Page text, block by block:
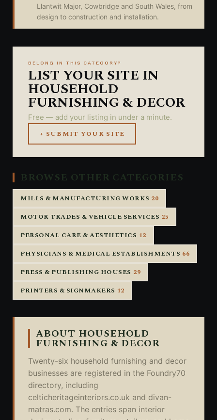
Llantwit Major, Cowbridge and South Wales, from
design to construction and installation.
BELONG IN THIS CATEGORY?
LIST YOUR SITE IN
HOUSEHOLD
FURNISHING & DECOR
Free — add your listing in under a minute.
+ SUBMIT YOUR SITE
BROWSE OTHER CATEGORIES
MILLS & MANUFACTURING WORKS 20
MOTOR TRADES & VEHICLE SERVICES 25
PERSONAL CARE & AESTHETICS 12
PHYSICIANS & MEDICAL ESTABLISHMENTS 66
PRESS & PUBLISHING HOUSES 29
PRINTERS & SIGNMAKERS 12
ABOUT HOUSEHOLD
FURNISHING & DECOR
Twenty-six household furnishing and decor
businesses are registered in the Foundry70
directory, including
celticheritageinteriors.co.uk and divan-
matras.com. The entries span interior